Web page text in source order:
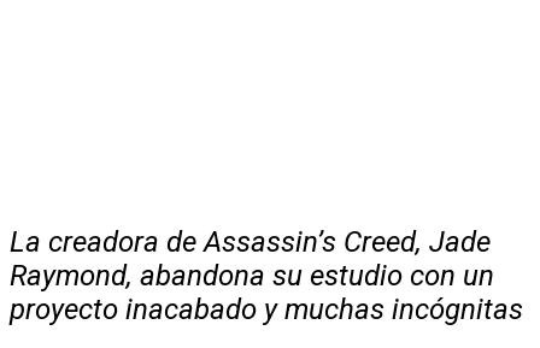
La creadora de Assassin’s Creed, Jade
Raymond, abandona su estudio con un
proyecto inacabado y muchas incógnitas